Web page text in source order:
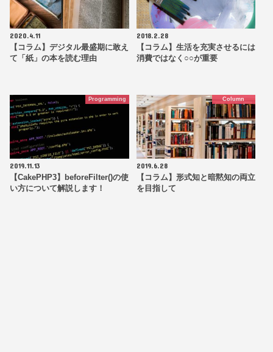
2020.4.11
【コラム】デジタル最盛期に敢え
て「紙」の本を読む理由
2018.2.28
【コラム】生活を充実させるには
消費ではなく○○が重要
Programming
2019.11.13
【CakePHP3】beforeFilter()の使
い方について解説します！
Column
2019.6.28
【コラム】形式知と暗黙知の両立
を目指して